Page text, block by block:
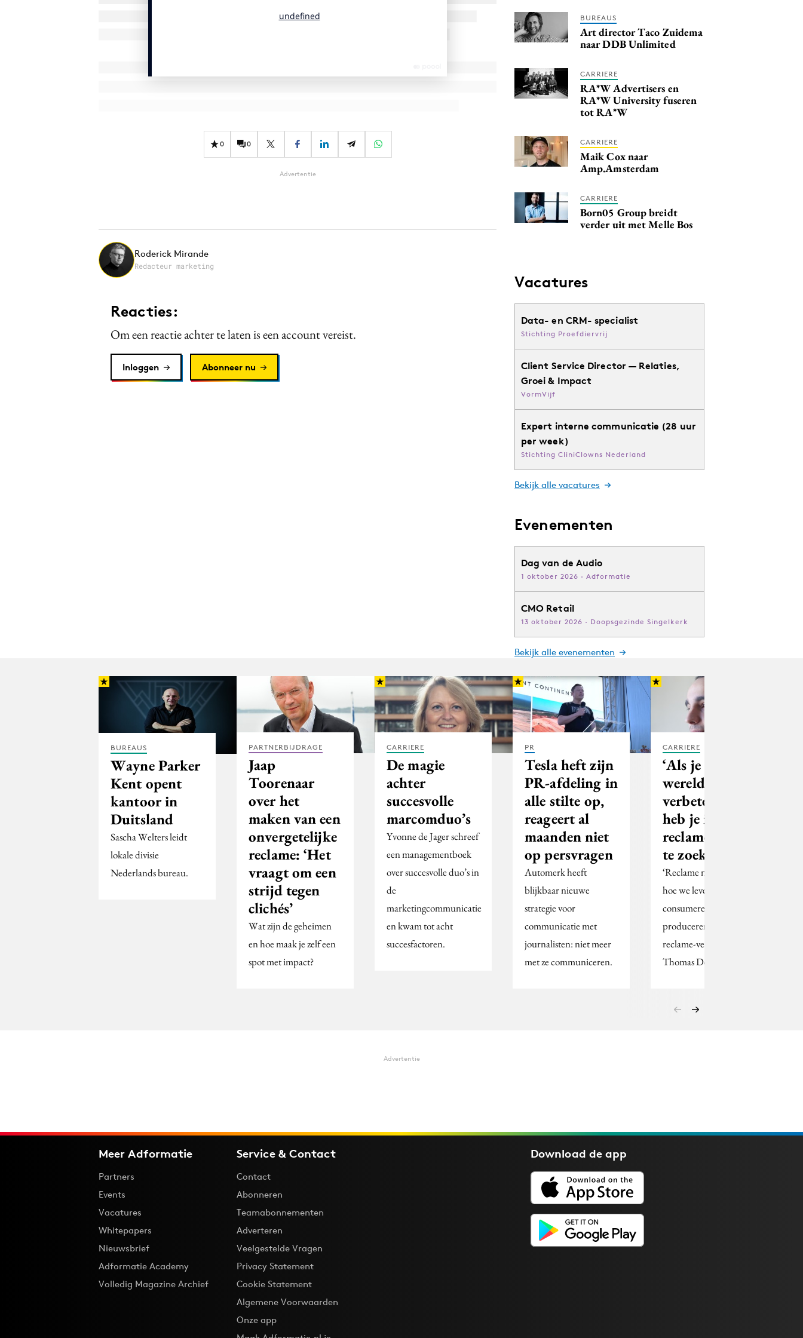
0 0
Advertentie
Roderick Mirande
Redacteur marketing
Reacties:
Om een reactie achter te laten is een account vereist.
Inloggen Abonneer nu
BUREAUS
Art director Taco Zuidema
naar DDB Unlimited
CARRIERE
RA*W Advertisers en
RA*W University fuseren
tot RA*W
CARRIERE
Maik Cox naar
Amp.Amsterdam
CARRIERE
Born05 Group breidt
verder uit met Melle Bos
Vacatures
Data- en CRM- specialist
Stichting Proefdiervrij
Client Service Director — Relaties,
Groei & Impact
VormVijf
Expert interne communicatie (28 uur
per week)
Stichting CliniClowns Nederland
Bekijk alle vacatures
Evenementen
Dag van de Audio
1 oktober 2026 · Adformatie
CMO Retail
13 oktober 2026 · Doopsgezinde Singelkerk
Bekijk alle evenementen
BUREAUS
Wayne Parker
Kent opent
kantoor in
Duitsland
Sascha Welters leidt
lokale divisie
Nederlands bureau.
PARTNERBIJDRAGE
Jaap
Toorenaar
over het
maken van een
onvergetelijke
reclame: ‘Het
vraagt om een
strijd tegen
clichés’
Wat zijn de geheimen
en hoe maak je zelf een
spot met impact?
CARRIERE
De magie
achter
succesvolle
marcomduo’s
Yvonne de Jager schreef
een managementboek
over succesvolle duo’s in
de
marketingcommunicatie
en kwam tot acht
succesfactoren.
PR
Tesla heft zijn
PR-afdeling in
alle stilte op,
reageert al
maanden niet
op persvragen
Automerk heeft
blijkbaar nieuwe
strategie voor
communicatie met
journalisten: niet meer
met ze communiceren.
CARRIERE
‘Als je de
wereld wil
verbeteren,
heb je in de
reclame niets
te zoeken’
‘Reclame normaliseert
hoe we leven,
consumeren en
produceren’, zegt
reclame-verlater
Thomas Dekeyser.
Advertentie
Meer Adformatie
Partners
Events
Vacatures
Whitepapers
Nieuwsbrief
Adformatie Academy
Volledig Magazine Archief
Service & Contact
Contact
Abonneren
Teamabonnementen
Adverteren
Veelgestelde Vragen
Privacy Statement
Cookie Statement
Algemene Voorwaarden
Onze app
Download deapp